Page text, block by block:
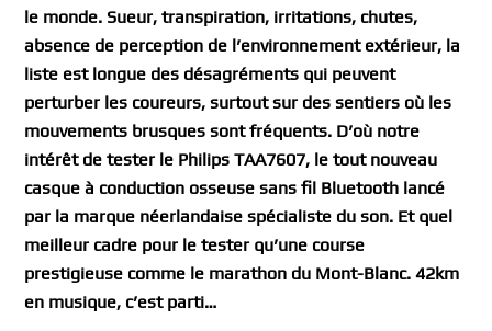
le monde. Sueur, transpiration, irritations, chutes,
absence de perception de l’environnement extérieur, la
liste est longue des désagréments qui peuvent
perturber les coureurs, surtout sur des sentiers où les
mouvements brusques sont fréquents. D’où notre
intérêt de tester le Philips TAA7607, le tout nouveau
casque à conduction osseuse sans fil Bluetooth lancé
par la marque néerlandaise spécialiste du son. Et quel
meilleur cadre pour le tester qu’une course
prestigieuse comme le marathon du Mont-Blanc. 42km
en musique, c’est parti…